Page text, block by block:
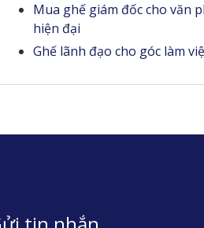
Mua ghế giám đốc cho văn
hiện đại
Ghế lãnh đạo cho góc làm